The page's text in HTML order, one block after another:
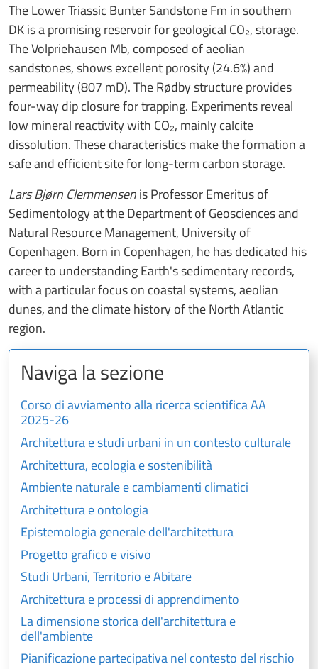
The Lower Triassic Bunter Sandstone Fm in southern
DK is a promising reservoir for geological CO₂, storage.
The Volpriehausen Mb, composed of aeolian
sandstones, shows excellent porosity (24.6%) and
permeability (807 mD). The Rødby structure provides
four-way dip closure for trapping. Experiments reveal
low mineral reactivity with CO₂, mainly calcite
dissolution. These characteristics make the formation a
safe and efficient site for long-term carbon storage.
Lars Bjørn Clemmensenis Professor Emeritus of
Sedimentology at the Department of Geosciences and
Natural Resource Management, University of
Copenhagen. Born in Copenhagen, he has dedicated his
career to understanding Earth's sedimentary records,
with a particular focus on coastal systems, aeolian
dunes, and the climate history of the North Atlantic
region.
Naviga la sezione
Corso di avviamento alla ricerca scientifica AA
2025-26
Architettura e studi urbani in un contesto culturale
Architettura, ecologia e sostenibilità
Ambiente naturale e cambiamenti climatici
Architettura e ontologia
Epistemologia generale dell'architettura
Progetto grafico e visivo
Studi Urbani, Territorio e Abitare
Architettura e processi di apprendimento
La dimensione storica dell'architettura e
dell'ambiente
Pianificazione partecipativa nel contesto del rischio